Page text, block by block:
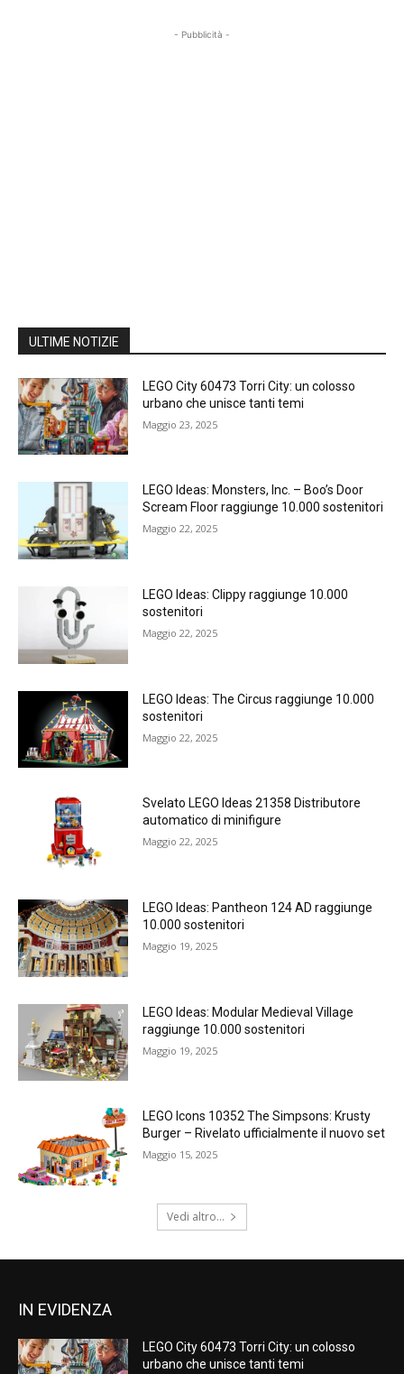
- Pubblicità -
ULTIME NOTIZIE
LEGO City 60473 Torri City: un colosso
urbano che unisce tanti temi
Maggio 23, 2025
LEGO Ideas: Monsters, Inc. – Boo’s Door
Scream Floor raggiunge 10.000 sostenitori
Maggio 22, 2025
LEGO Ideas: Clippy raggiunge 10.000
sostenitori
Maggio 22, 2025
LEGO Ideas: The Circus raggiunge 10.000
sostenitori
Maggio 22, 2025
Svelato LEGO Ideas 21358 Distributore
automatico di minifigure
Maggio 22, 2025
LEGO Ideas: Pantheon 124 AD raggiunge
10.000 sostenitori
Maggio 19, 2025
LEGO Ideas: Modular Medieval Village
raggiunge 10.000 sostenitori
Maggio 19, 2025
LEGO Icons 10352 The Simpsons: Krusty
Burger – Rivelato ufficialmente il nuovo set
Maggio 15, 2025
Vedi altro...
IN EVIDENZA
LEGO City 60473 Torri City: un colosso
urbano che unisce tanti temi